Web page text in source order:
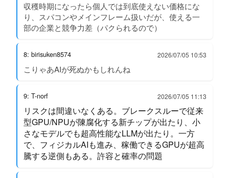
収穫時期になったら個人では到底使えない価格にな
り、スパコンやメインフレーム扱いだが、使える一
部の企業と競争力差（パクられるので）
8: birisuken8574 2026/07/05 10:53
こりゃあAIが死ぬかもしれんね
9: T-norf 2026/07/05 11:13
リスクは間違いなくある。ブレークスルーで従来
型GPU/NPUが陳腐化する新チップが出たり、小
さなモデルでも超高性能なLLMが出たり。一方
で、フィジカルAIも進み、稼働できるGPUが超高
騰する逆側もある。許容と確率の問題